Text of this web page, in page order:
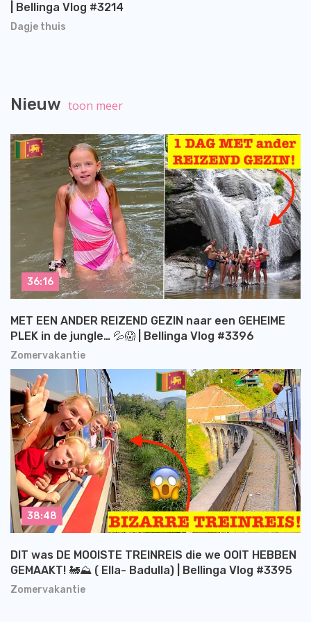
Dagje thuis
| Bellinga Vlog #3214
Nieuw toon meer
Zomervakantie
MET EEN ANDER REIZEND GEZIN naar een GEHEIME
PLEK in de jungle… 💦😱 | Bellinga Vlog #3396
36:16
Zomervakantie
DIT was DE MOOISTE TREINREIS die we OOIT HEBBEN
GEMAAKT! 🚂⛰️ ( Ella- Badulla) | Bellinga Vlog #3395
38:48